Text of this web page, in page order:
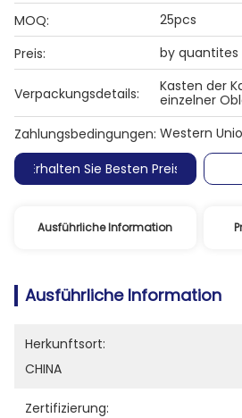
MOQ:
25pcs
Preis:
by quantites
Verpackungsdetails:
Kasten der
einzelner
Zahlungsbedingungen: Western
Erhalten Sie Besten Preis
Ausführliche Information
Ausführliche Information
Herkunftsort:
CHINA
Zertifizierung: